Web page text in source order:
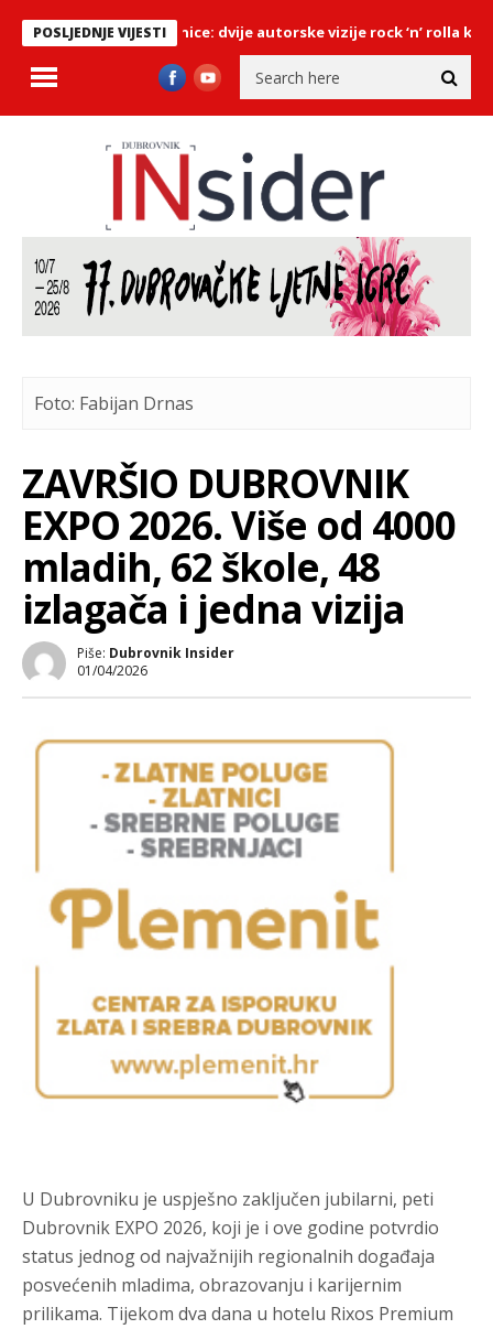
POSLJEDNJE VIJESTI
Dubrovačke knjižnice: dvije autorske vizije rock ‘n’ rolla kroz
Foto: Fabijan Drnas
ZAVRŠIO DUBROVNIK
EXPO 2026. Više od 4000
mladih, 62 škole, 48
izlagača i jedna vizija
Piše: Dubrovnik Insider
01/04/2026
U Dubrovniku je uspješno zaključen jubilarni, peti
Dubrovnik EXPO 2026, koji je i ove godine potvrdio
status jednog od najvažnijih regionalnih događaja
posvećenih mladima, obrazovanju i karijernim
prilikama. Tijekom dva dana u hotelu Rixos Premium